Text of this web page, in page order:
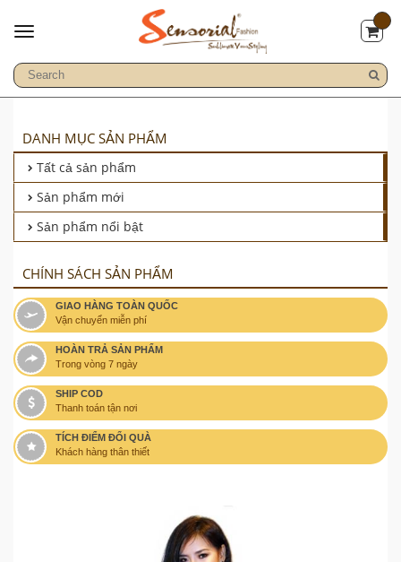
DANH MỤC SẢN PHẨM
Tất cả sản phẩm
Sản phẩm mới
Sản phẩm nổi bật
CHÍNH SÁCH SẢN PHẨM
GIAO HÀNG TOÀN QUỐC
Vận chuyển miễn phí
HOÀN TRẢ SẢN PHẨM
Trong vòng 7 ngày
SHIP COD
Thanh toán tận nơi
TÍCH ĐIỂM ĐỔI QUÀ
Khách hàng thân thiết